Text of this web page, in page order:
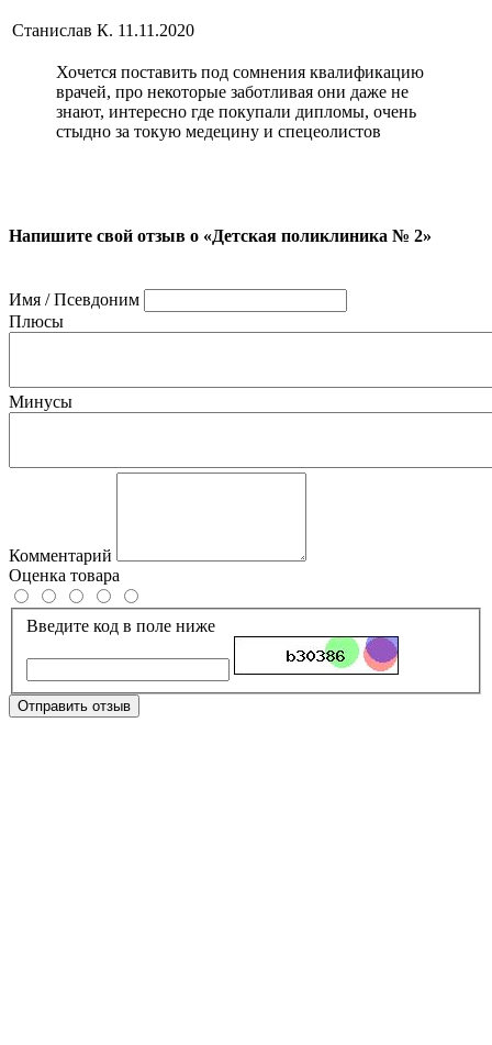
Станислав К. 11.11.2020
Хочется поставить под сомнения квалификацию
врачей, про некоторые заботливая они даже не
знают, интересно где покупали дипломы, очень
стыдно за токую медецину и спецеолистов
Напишите свой отзыв о «Детская поликлиника № 2»
Имя / Псевдоним
Плюсы
Минусы
Комментарий
Оценка товара
Введите код в поле ниже
Отправить отзыв